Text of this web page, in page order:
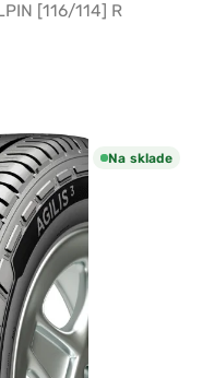
[116/114] R
Na sklade